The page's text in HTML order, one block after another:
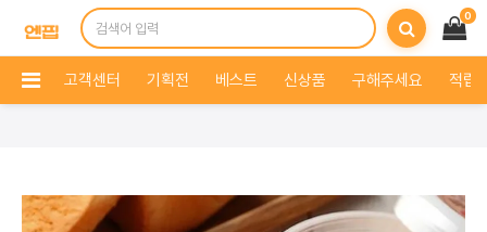
0
고객센터 기획전 베스트 신상품 구해주세요 적립